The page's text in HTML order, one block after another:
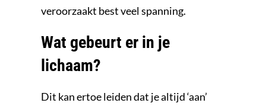
veroorzaakt best veel spanning.
Wat gebeurt er in je
lichaam?
Dit kan ertoe leiden dat je altijd ‘aan’